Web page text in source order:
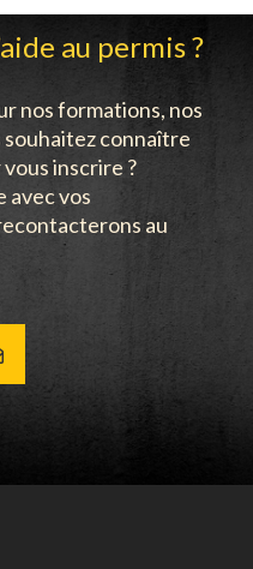
au permis ?
nos formations, nos
souhaitez connaître
inscrire ?
avec vos
au